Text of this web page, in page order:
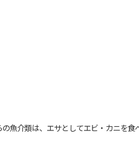
介類は、エサとしてエビ・カニを食